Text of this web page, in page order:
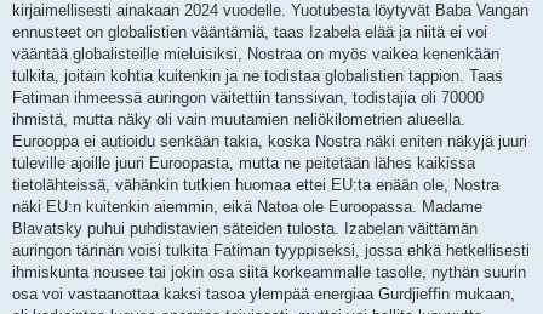
kirjaimellisesti ainakaan 2024 vuodelle. Yuotubesta löytyvät Baba Vangan
ennusteet on globalistien vääntämiä, taas Izabela elää ja niitä ei voi
vääntää globalisteille mieluisiksi, Nostraa on myös vaikea kenenkään
tulkita, joitain kohtia kuitenkin ja ne todistaa globalistien tappion. Taas
Fatiman ihmeessä auringon väitettiin tanssivan, todistajia oli 70000
ihmistä, mutta näky oli vain muutamien neliökilometrien alueella.
Eurooppa ei autioidu senkään takia, koska Nostra näki eniten näkyjä juuri
tuleville ajoille juuri Euroopasta, mutta ne peitetään lähes kaikissa
tietolähteissä, vähänkin tutkien huomaa ettei EU:ta enään ole, Nostra
näki EU:n kuitenkin aiemmin, eikä Natoa ole Euroopassa. Madame
Blavatsky puhui puhdistavien säteiden tulosta. Izabelan väittämän
auringon tärinän voisi tulkita Fatiman tyyppiseksi, jossa ehkä hetkellisesti
ihmiskunta nousee tai jokin osa siitä korkeammalle tasolle, nythän suurin
osa voi vastaanottaa kaksi tasoa ylempää energiaa Gurdjieffin mukaan,